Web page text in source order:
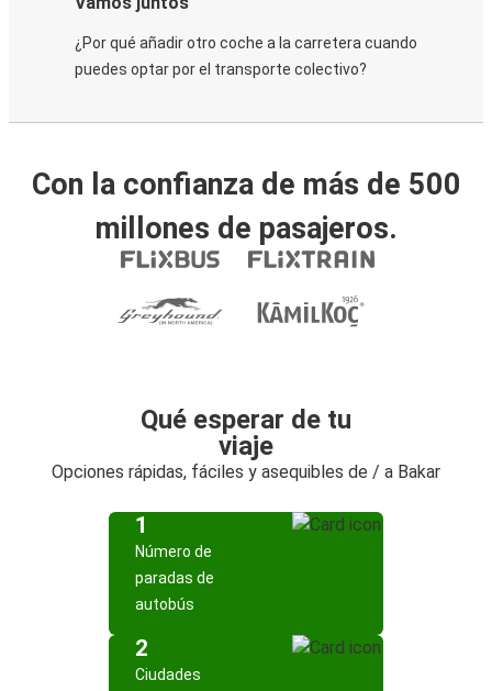
¿Por qué añadir otro coche a la carretera cuando
puedes optar por el transporte colectivo?
Con la confianza de más de 500
millones de pasajeros.
Qué esperar de tu
viaje
Opciones rápidas, fáciles y asequibles de / a Bakar
1
Número de
paradas de
autobús
2
Ciudades